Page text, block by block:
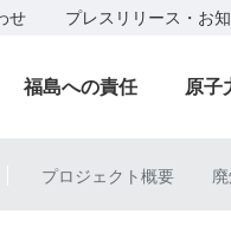
せ プレスリリース・お
福島への責任 原子
プロジェクト概要